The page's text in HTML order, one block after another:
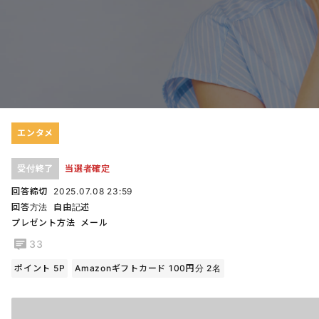
エンタメ
受付終了 当選者確定
回答締切
2025.07.08 23:59
回答方法
自由記述
プレゼント方法
メール
33
ポイント 5P Amazonギフトカード 100円分 2名